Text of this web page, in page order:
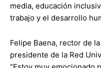
media, educación
trabajo y el desarrollo
Felipe Baena, rector de
presidente de la Red